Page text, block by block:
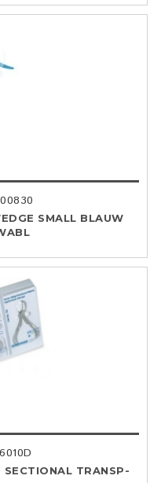
SMALL BLAUW
TRANSP-